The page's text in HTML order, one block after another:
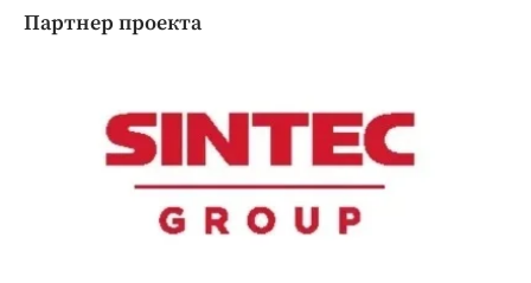
Партнер проекта